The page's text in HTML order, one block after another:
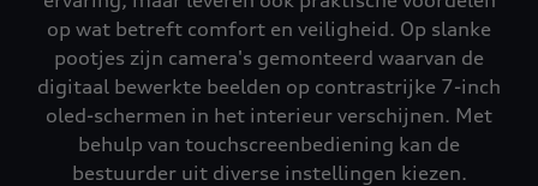
op wat betreft comfort en veiligheid. Op slanke
pootjes zijn camera's gemonteerd waarvan de
digitaal bewerkte beelden op contrastrijke 7-inch
oled-schermen in het interieur verschijnen. Met
behulp van touchscreenbediening kan de
bestuurder uit diverse instellingen kiezen.